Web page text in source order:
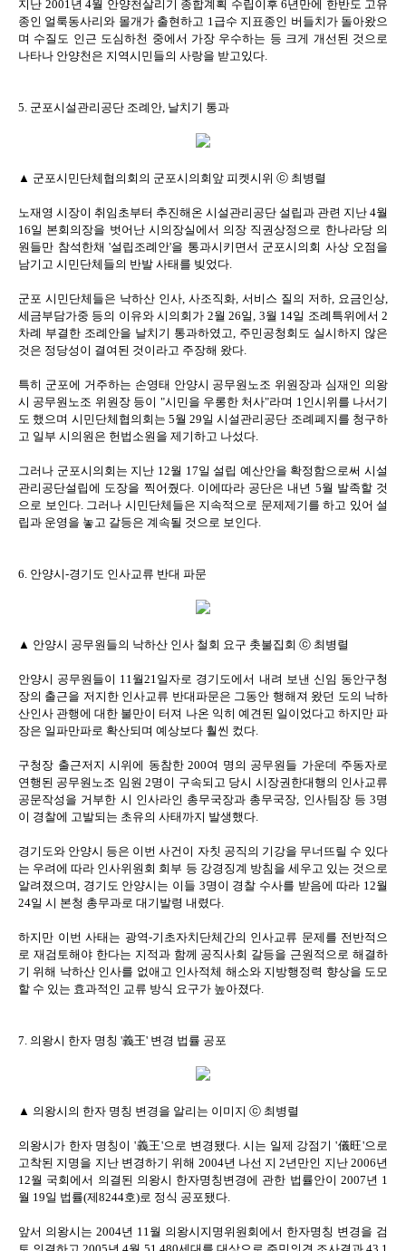
지난 2001년 4월 안양천살리기 종합계획 수립이후 6년만에 한반도 고유
종인 얼룩동사리와 몰개가 출현하고 1급수 지표종인 버들치가 돌아왔으
며 수질도 인근 도심하천 중에서 가장 우수하는 등 크게 개선된 것으로
나타나 안양천은 지역시민들의 사랑을 받고있다.
5. 군포시설관리공단 조례안, 날치기 통과
▲ 군포시민단체협의회의 군포시의회앞 피켓시위 ⓒ 최병렬
노재영 시장이 취임초부터 추진해온 시설관리공단 설립과 관련 지난 4월
16일 본회의장을 벗어난 시의장실에서 의장 직권상정으로 한나라당 의
원들만 참석한채 '설립조례안'을 통과시키면서 군포시의회 사상 오점을
남기고 시민단체들의 반발 사태를 빚었다.
군포 시민단체들은 낙하산 인사, 사조직화, 서비스 질의 저하, 요금인상,
세금부담가중 등의 이유와 시의회가 2월 26일, 3월 14일 조례특위에서 2
차례 부결한 조례안을 날치기 통과하였고, 주민공청회도 실시하지 않은
것은 정당성이 결여된 것이라고 주장해 왔다.
특히 군포에 거주하는 손영태 안양시 공무원노조 위원장과 심재인 의왕
시 공무원노조 위원장 등이 "시민을 우롱한 처사"라며 1인시위를 나서기
도 했으며 시민단체협의회는 5월 29일 시설관리공단 조례폐지를 청구하
고 일부 시의원은 헌법소원을 제기하고 나섰다.
그러나 군포시의회는 지난 12월 17일 설립 예산안을 확정함으로써 시설
관리공단설립에 도장을 찍어줬다. 이에따라 공단은 내년 5월 발족할 것
으로 보인다. 그러나 시민단체들은 지속적으로 문제제기를 하고 있어 설
립과 운영을 놓고 갈등은 계속될 것으로 보인다.
6. 안양시-경기도 인사교류 반대 파문
▲ 안양시 공무원들의 낙하산 인사 철회 요구 촛불집회 ⓒ 최병렬
안양시 공무원들이 11월21일자로 경기도에서 내려 보낸 신임 동안구청
장의 출근을 저지한 인사교류 반대파문은 그동안 행해져 왔던 도의 낙하
산인사 관행에 대한 불만이 터져 나온 익히 예견된 일이었다고 하지만 파
장은 일파만파로 확산되며 예상보다 훨씬 컸다.
구청장 출근저지 시위에 동참한 200여 명의 공무원들 가운데 주동자로
연행된 공무원노조 임원 2명이 구속되고 당시 시장권한대행의 인사교류
공문작성을 거부한 시 인사라인 총무국장과 총무국장, 인사팀장 등 3명
이 경찰에 고발되는 초유의 사태까지 발생했다.
경기도와 안양시 등은 이번 사건이 자칫 공직의 기강을 무너뜨릴 수 있다
는 우려에 따라 인사위원회 회부 등 강경징계 방침을 세우고 있는 것으로
알려졌으며, 경기도 안양시는 이들 3명이 경찰 수사를 받음에 따라 12월
24일 시 본청 총무과로 대기발령 내렸다.
하지만 이번 사태는 광역-기초자치단체간의 인사교류 문제를 전반적으
로 재검토해야 한다는 지적과 함께 공직사회 갈등을 근원적으로 해결하
기 위해 낙하산 인사를 없애고 인사적체 해소와 지방행정력 향상을 도모
할 수 있는 효과적인 교류 방식 요구가 높아졌다.
7. 의왕시 한자 명칭 '義王' 변경 법률 공포
▲ 의왕시의 한자 명칭 변경을 알리는 이미지 ⓒ 최병렬
의왕시가 한자 명칭이 '義王'으로 변경됐다. 시는 일제 강점기 '儀旺'으로
고착된 지명을 지난 변경하기 위해 2004년 나선 지 2년만인 지난 2006년
12월 국회에서 의결된 의왕시 한자명칭변경에 관한 법률안이 2007년 1
월 19일 법률(제8244호)로 정식 공포됐다.
앞서 의왕시는 2004년 11월 의왕시지명위원회에서 한자명칭 변경을 검